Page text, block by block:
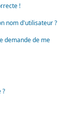
!
nom d'utilisateur ?
demande de me
?